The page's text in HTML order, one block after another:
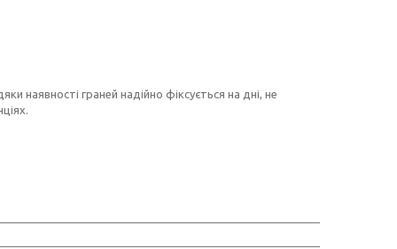
наявності граней надійно фіксується на дні, не